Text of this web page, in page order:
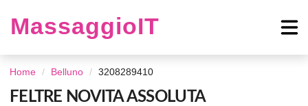
MassaggioIT
Home Belluno 3208289410
FELTRE NOVITA ASSOLUTA